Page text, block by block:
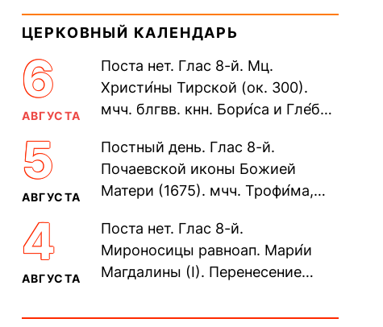
ЦЕРКОВНЫЙ КАЛЕНДАРЬ
6
АВГУСТА
Поста нет. Глас 8-й. Мц.
Христи́ны Тирской (ок. 300).
мчч. блгвв. кнн. Бори́са и Гле́ба,
Дави́да (1015). Прп....
5
АВГУСТА
Постный день. Глас 8-й.
Почаевской иконы Божией
Матери (1675). мчч. Трофи́ма,
мучеников (284–305). прав.
воина Фео́дора...
4
АВГУСТА
Поста нет. Глас 8-й.
Мироносицы равноап. Мари́и
Магдалины (I). Перенесение
Синопского (403–404). Прп.